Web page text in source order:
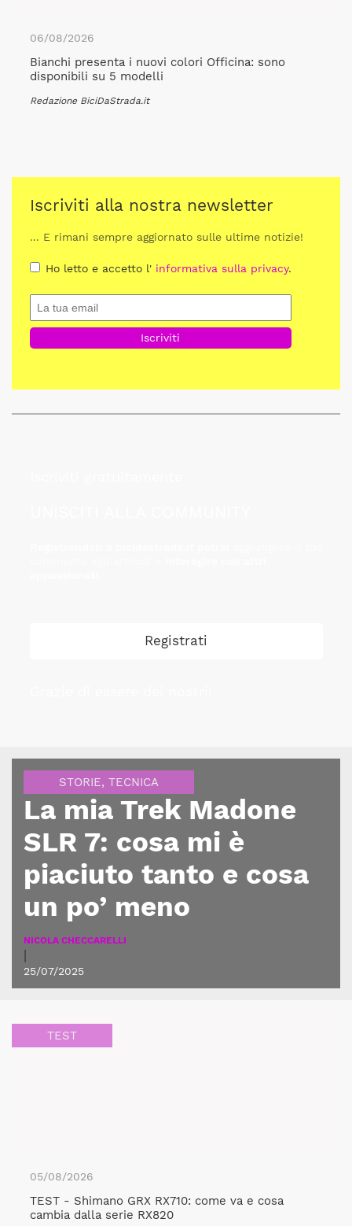
06/08/2026
Bianchi presenta i nuovi colori Officina: sono
disponibili su 5 modelli
Redazione BiciDaStrada.it
Iscriviti alla nostra newsletter
... E rimani sempre aggiornato sulle ultime notizie!
Ho letto e accetto l' informativa sulla privacy.
Registrati
STORIE, TECNICA
La mia Trek Madone
SLR 7: cosa mi è
piaciuto tanto e cosa
un po’ meno
NICOLA CHECCARELLI
25/07/2025
TEST
05/08/2026
TEST - Shimano GRX RX710: come va e cosa
cambia dalla serie RX820